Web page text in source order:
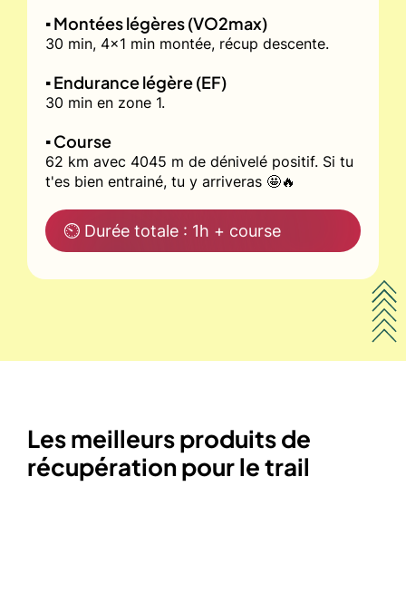
▪️ Montées légères (VO2max)
30 min, 4x1 min montée, récup descente.
▪️ Endurance légère (EF)
30 min en zone 1.
▪️ Course
62 km avec 4045 m de dénivelé positif. Si tu
t'es bien entrainé, tu y arriveras 🤩🔥
⏲ Durée totale : 1h + course
Les meilleurs produits de
récupération pour le trail